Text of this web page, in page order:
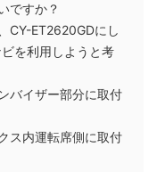
ですか？
CY-ET2620GDにし
を利用しようと考
バイザー部分に取付
ス内運転席側に取付